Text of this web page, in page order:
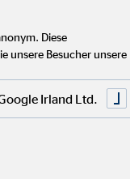
Diese
unsere Besucher unsere
Irland Ltd.